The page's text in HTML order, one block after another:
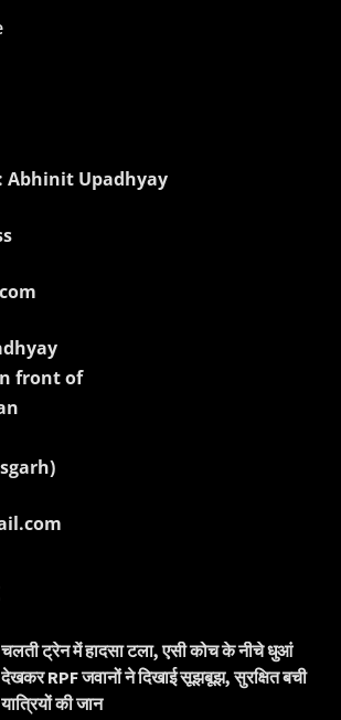
Abhinit Upadhyay
front of
चलती ट्रेन में हादसा टला, एसी कोच के नीचे धुआं
देखकर RPF जवानों ने दिखाई सूझबूझ, सुरक्षित बची
यात्रियों की जान